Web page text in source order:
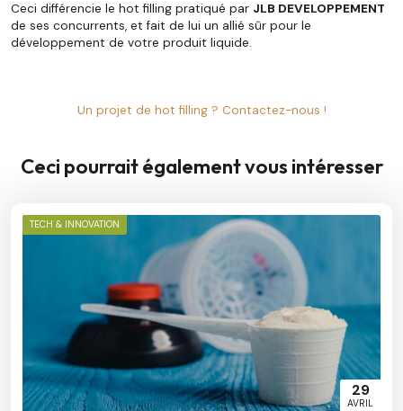
Ceci différencie le hot filling pratiqué par JLB DEVELOPPEMENT
de ses concurrents, et fait de lui un allié sûr pour le
développement de votre produit liquide.
Un projet de hot filling ? Contactez-nous !
Ceci pourrait également vous intéresser
TECH & INNOVATION
29
AVRIL